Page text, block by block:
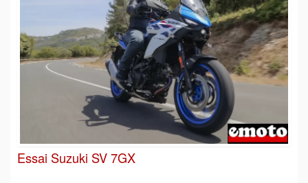
Essai Suzuki SV 7GX